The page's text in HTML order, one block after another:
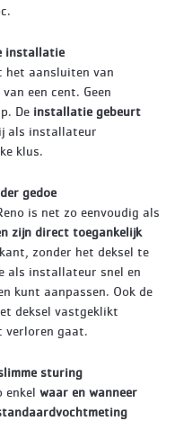
installatie
het aansluiten van
een cent. Geen
De installatie gebeurt
als installateur
klus.
gedoe
is net zo eenvoudig als
zijn direct toegankelijk
zonder het deksel te
als installateur snel en
kunt aanpassen. Ook de
deksel vastgeklikt
verloren gaat.
sturing
enkel waar en wanneer